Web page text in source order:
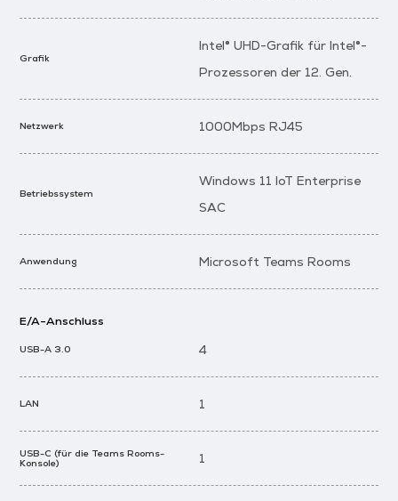
Grafik
Intel® UHD-Grafik für Intel®-
Prozessoren der 12. Gen.
Netzwerk 1000Mbps RJ45
Betriebssystem
Windows 11 loT Enterprise
SAC
Anwendung Microsoft Teams Rooms
E/A-Anschluss
USB-A 3.0 4
LAN 1
USB-C (für die Teams Rooms-
Konsole)
1